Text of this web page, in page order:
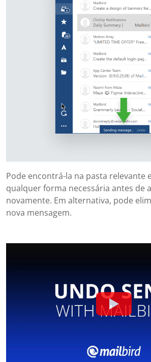
Pode encontrá-la na pasta relevante
qualquer forma necessária antes de
novamente. Em alternativa, pode
nova mensagem.